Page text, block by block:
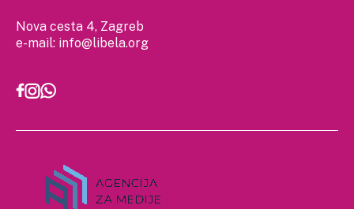
Nova cesta 4, Zagreb
e-mail: info@libela.org